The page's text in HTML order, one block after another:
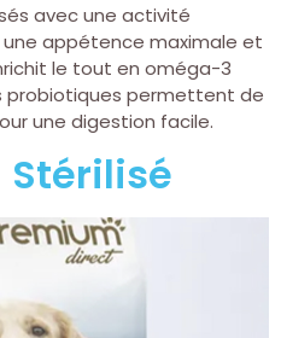
avec une activité
une appétence maximale et
le tout en oméga-3
probiotiques permettent de
une digestion facile.
Stérilisé